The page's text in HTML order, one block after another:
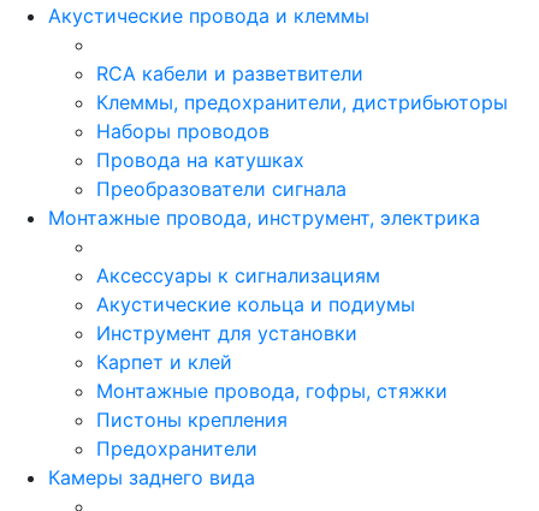
Акустические провода и клеммы
RCA кабели и разветвители
Клеммы, предохранители, дистрибьюторы
Наборы проводов
Провода на катушках
Преобразователи сигнала
Монтажные провода, инструмент, электрика
Аксессуары к сигнализациям
Акустические кольца и подиумы
Инструмент для установки
Карпет и клей
Монтажные провода, гофры, стяжки
Пистоны крепления
Предохранители
Камеры заднего вида